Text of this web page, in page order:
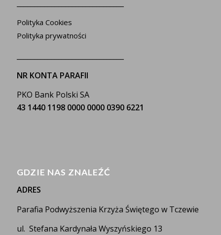
Polityka Cookies
Polityka prywatności
NR KONTA PARAFII
PKO Bank Polski SA
43 1440 1198 0000 0000 0390 6221
GDZIE NAS ZNALEŹĆ
ADRES
Parafia Podwyższenia Krzyża Świętego w Tczewie
ul. Stefana Kardynała Wyszyńskiego 13